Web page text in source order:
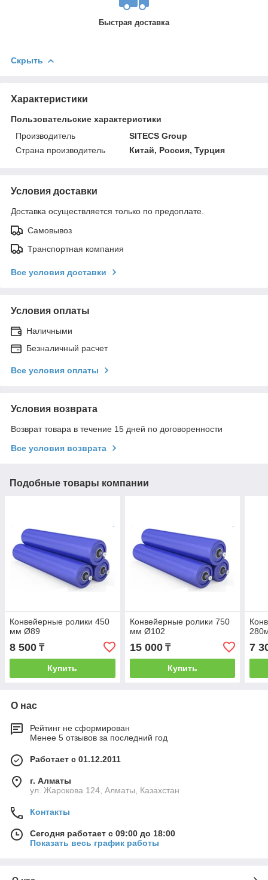
Быстрая доставка
Скрыть
Характеристики
Пользовательские характеристики
Производитель
SITECS Group
Страна производитель
Китай, Россия, Турция
Условия доставки
Доставка осуществляется только по предоплате.
Самовывоз
Транспортная компания
Все условия доставки
Условия оплаты
Наличными
Безналичный расчет
Все условия оплаты
Условия возврата
Возврат товара в течение 15 дней по договоренности
Все условия возврата
Подобные товары компании
Конвейерные ролики 450
мм Ø89
8 500 ₸
Купить
Конвейерные ролики 750
мм Ø102
15 000₸
Купить
7
О нас
Рейтинг не сформирован
Менее 5 отзывов за последний год
Работает с 01.12.2011
г. Алматы
ул. Жарокова 124, Алматы, Казахстан
Контакты
Сегодня работает с 09:00 до 18:00
Показать весь график работы